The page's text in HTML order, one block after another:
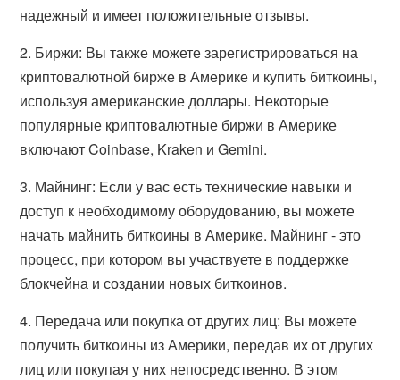
надежный и имеет положительные отзывы.
2. Биржи: Вы также можете зарегистрироваться на
криптовалютной бирже в Америке и купить биткоины,
используя американские доллары. Некоторые
популярные криптовалютные биржи в Америке
включают Coinbase, Kraken и Gemini.
3. Майнинг: Если у вас есть технические навыки и
доступ к необходимому оборудованию, вы можете
начать майнить биткоины в Америке. Майнинг - это
процесс, при котором вы участвуете в поддержке
блокчейна и создании новых биткоинов.
4. Передача или покупка от других лиц: Вы можете
получить биткоины из Америки, передав их от других
лиц или покупая у них непосредственно. В этом